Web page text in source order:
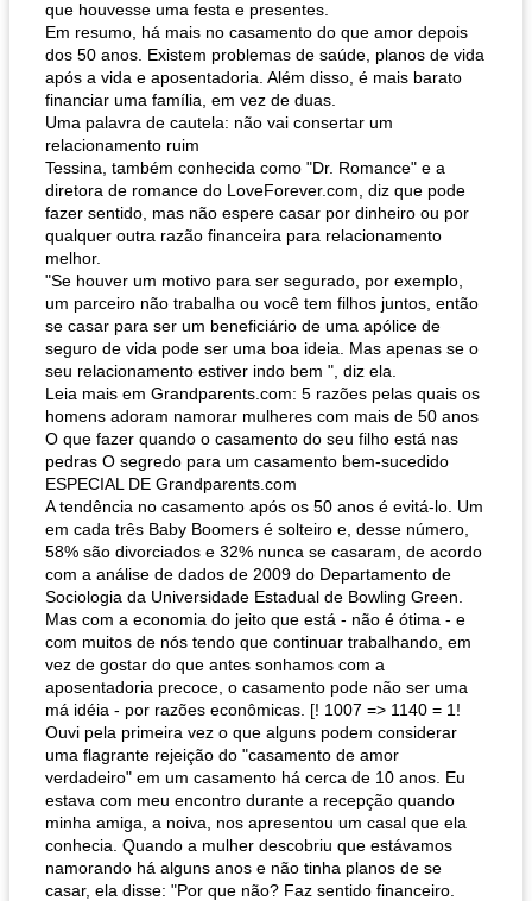
que houvesse uma festa e presentes.
Em resumo, há mais no casamento do que amor depois
dos 50 anos. Existem problemas de saúde, planos de vida
após a vida e aposentadoria. Além disso, é mais barato
financiar uma família, em vez de duas.
Uma palavra de cautela: não vai consertar um
relacionamento ruim
Tessina, também conhecida como "Dr. Romance" e a
diretora de romance do LoveForever.com, diz que pode
fazer sentido, mas não espere casar por dinheiro ou por
qualquer outra razão financeira para relacionamento
melhor.
"Se houver um motivo para ser segurado, por exemplo,
um parceiro não trabalha ou você tem filhos juntos, então
se casar para ser um beneficiário de uma apólice de
seguro de vida pode ser uma boa ideia. Mas apenas se o
seu relacionamento estiver indo bem ", diz ela.
Leia mais em Grandparents.com: 5 razões pelas quais os
homens adoram namorar mulheres com mais de 50 anos
O que fazer quando o casamento do seu filho está nas
pedras O segredo para um casamento bem-sucedido
ESPECIAL DE Grandparents.com
A tendência no casamento após os 50 anos é evitá-lo. Um
em cada três Baby Boomers é solteiro e, desse número,
58% são divorciados e 32% nunca se casaram, de acordo
com a análise de dados de 2009 do Departamento de
Sociologia da Universidade Estadual de Bowling Green.
Mas com a economia do jeito que está - não é ótima - e
com muitos de nós tendo que continuar trabalhando, em
vez de gostar do que antes sonhamos com a
aposentadoria precoce, o casamento pode não ser uma
má idéia - por razões econômicas. [! 1007 => 1140 = 1!
Ouvi pela primeira vez o que alguns podem considerar
uma flagrante rejeição do "casamento de amor
verdadeiro" em um casamento há cerca de 10 anos. Eu
estava com meu encontro durante a recepção quando
minha amiga, a noiva, nos apresentou um casal que ela
conhecia. Quando a mulher descobriu que estávamos
namorando há alguns anos e não tinha planos de se
casar, ela disse: "Por que não? Faz sentido financeiro.